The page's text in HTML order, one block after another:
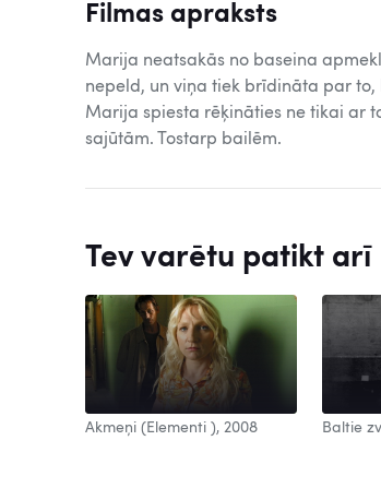
Filmas apraksts
Marija neatsakās no baseina
nepeld, un viņa tiek brīdināta par to,
Marija spiesta rēķināties ne tikai ar
sajūtām. Tostarp bailēm.
Tev varētu patikt arī
Akmeņi (Elementi ), 2008 Baltie